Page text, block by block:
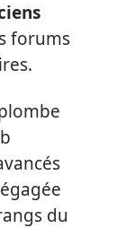
forums
du